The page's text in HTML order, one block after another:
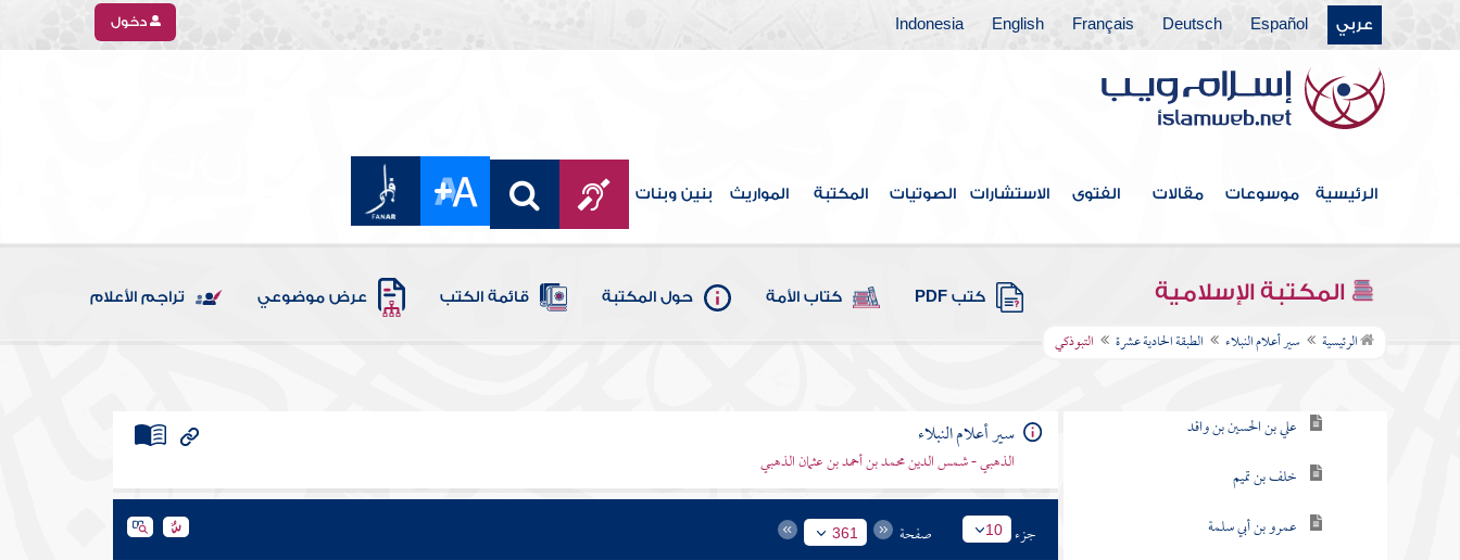
عربي Español
Deutsch
Français
English
Indonesia دخول
الرئيسية موسوعات مقالات الفتوى الاستشارات الصوتيات المكتبة المواريث بنين وبنات
المكتبة الإسلامية كتب PDF كتاب الأمة حول المكتبة قائمة الكتب عرض موضوعي تراجم الأعلام
الرئيسية سير أعلام النبلاء الطبقة الحادية عشرة التبوذكي
الطبقة الرابعة
الطبقة الخامسة
الطبقة السادسة
الطبقة السابعة
الطبقة التاسعة
الطبقة العاشرة
الطبقة الحادية عشرة
علي بن الحسين بن واقد
خلف بن تميم
عمرو بن أبي سلمة
سير أعلام النبلاء
الذهبي - شمس الدين محمد بن أحمد بن عثمان الذهبي
جزء 10 صفحة 361